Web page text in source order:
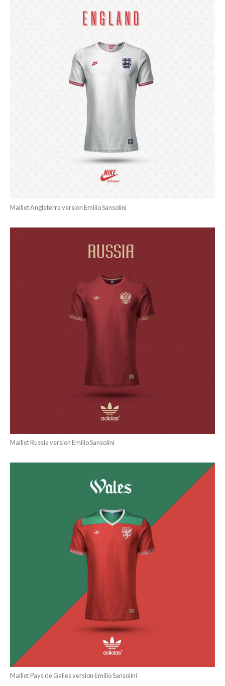
Maillot Angleterre version Emilio Sansolini
Maillot Russie version Emilio Sansolini
Maillot Pays de Galles version Emilio Sansolini